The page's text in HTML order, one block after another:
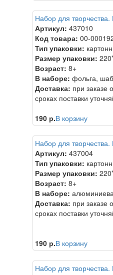
Набор для
Артикул: 437010
Код товара: 00-
Тип упаковки:
Размер упаковки:
Возраст: 8+
В наборе: фольга,
Доставка: при заказе
сроках поставки
190 р.В корзину
Набор для
Артикул: 437004
Тип упаковки:
Размер упаковки:
Возраст: 8+
В наборе:
Доставка: при заказе
сроках поставки
190 р.В корзину
Набор для